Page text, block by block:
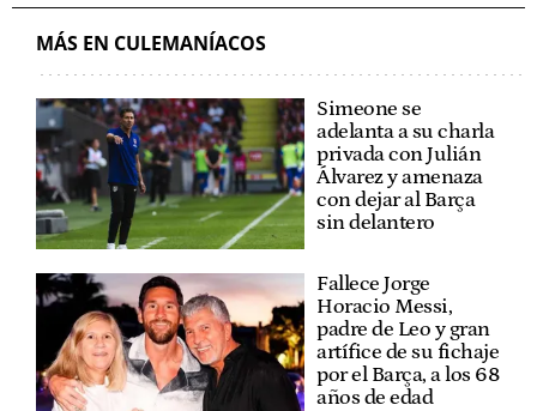
MÁS EN CULEMANÍACOS
Simeone se
adelanta a su charla
privada con Julián
Álvarez y amenaza
con dejar al Barça
sin delantero
Fallece Jorge
Horacio Messi,
padre de Leo y gran
artífice de su fichaje
por el Barça, a los 68
años de edad